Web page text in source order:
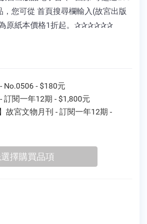
，您可從 首頁搜尋欄輸入(故宮出版
原紙本價格1折起。✰✰✰✰✰✰
No.0506 - $180元
訂閱一年12期 - $1,800元
故宮文物月刊 - 訂閱一年12期 -